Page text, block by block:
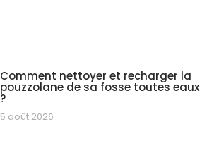
Comment nettoyer et recharger la
pouzzolane de sa fosse toutes eaux
?
5 août 2026